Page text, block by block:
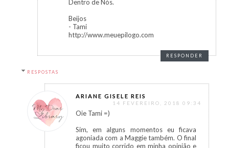
Dentro de Nós.
Beijos
- Tami
http://www.meuepilogo.com
RESPONDER
RESPOSTAS
ARIANE GISELE REIS
14 FEVEREIRO, 2018 09:34
Oie Tami =)
Sim, em alguns momentos eu ficava
agoniada com a Maggie também. O final
ficou muito corrido em minha opinião e